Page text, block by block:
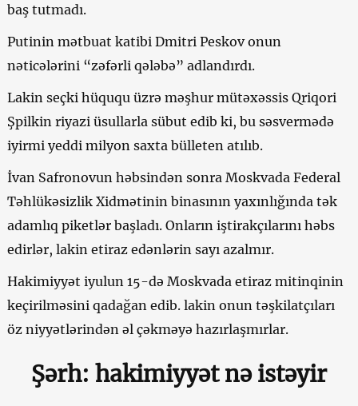
baş tutmadı.
Putinin mətbuat katibi Dmitri Peskov onun
nəticələrini “zəfərli qələbə” adlandırdı.
Lakin seçki hüququ üzrə məşhur mütəxəssis Qriqori
Şpilkin riyazi üsullarla sübut edib ki, bu səsvermədə
iyirmi yeddi milyon saxta bülleten atılıb.
İvan Safronovun həbsindən sonra Moskvada Federal
Təhlükəsizlik Xidmətinin binasının yaxınlığında tək
adamlıq piketlər başladı. Onların iştirakçılarını həbs
edirlər, lakin etiraz edənlərin sayı azalmır.
Hakimiyyət iyulun 15-də Moskvada etiraz mitinqinin
keçirilməsini qadağan edib. lakin onun təşkilatçıları
öz niyyətlərindən əl çəkməyə hazırlaşmırlar.
Şərh: hakimiyyət nə istəyir